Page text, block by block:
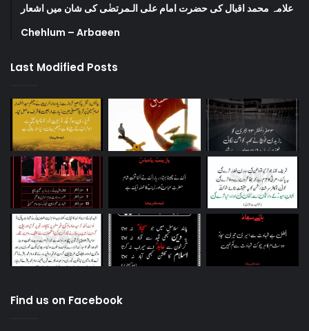
علامہ محمد اقبال کی حضرت امام علی الـمرتضٰی کی شان میں اشعار
Chehlum – Arbaeen
Last Modified Posts
Find us on Facebook